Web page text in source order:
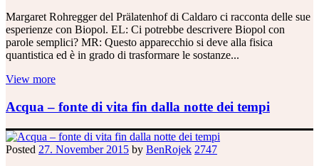
Margaret Rohregger del Prälatenhof di Caldaro ci racconta delle sue
esperienze con Biopol. EL: Ci potrebbe descrivere Biopol con
parole semplici? MR: Questo apparecchio si deve alla fisica
quantistica ed è in grado di trasformare le sostanze...
View more
Acqua – fonte di vita fin dalla notte dei tempi
Posted 27. November 2015 by BenRojek 2747